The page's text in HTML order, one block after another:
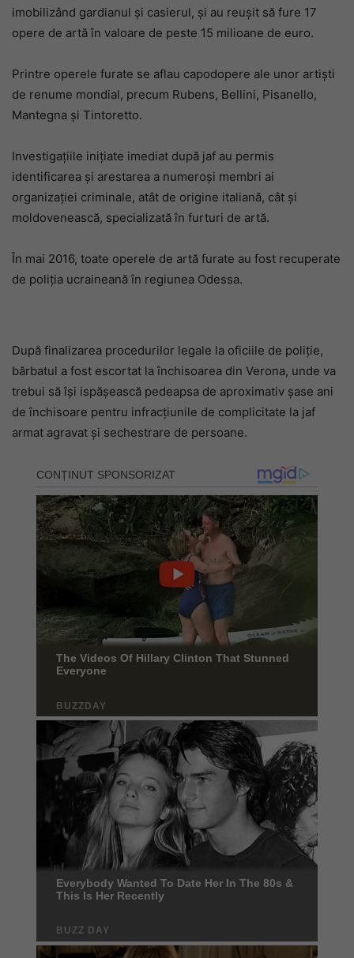
imobilizând gardianul și casierul, și au reușit să fure 17
opere de artă în valoare de peste 15 milioane de euro.
Printre operele furate se aflau capodopere ale unor artiști
de renume mondial, precum Rubens, Bellini, Pisanello,
Mantegna și Tintoretto.
Investigațiile inițiate imediat după jaf au permis
identificarea și arestarea a numeroși membri ai
organizației criminale, atât de origine italiană, cât și
moldovenească, specializată în furturi de artă.
În mai 2016, toate operele de artă furate au fost recuperate
de poliția ucraineană în regiunea Odessa.
După finalizarea procedurilor legale la oficiile de poliție,
bărbatul a fost escortat la închisoarea din Verona, unde va
trebui să își ispășească pedeapsa de aproximativ șase ani
de închisoare pentru infracțiunile de complicitate la jaf
armat agravat și sechestrare de persoane.